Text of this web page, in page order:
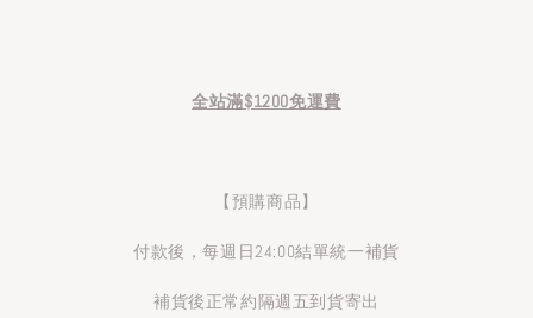
全站滿$1200免運費
【預購商品】
付款後，每週日24:00結單統一補貨
補貨後正常約隔週五到貨寄出